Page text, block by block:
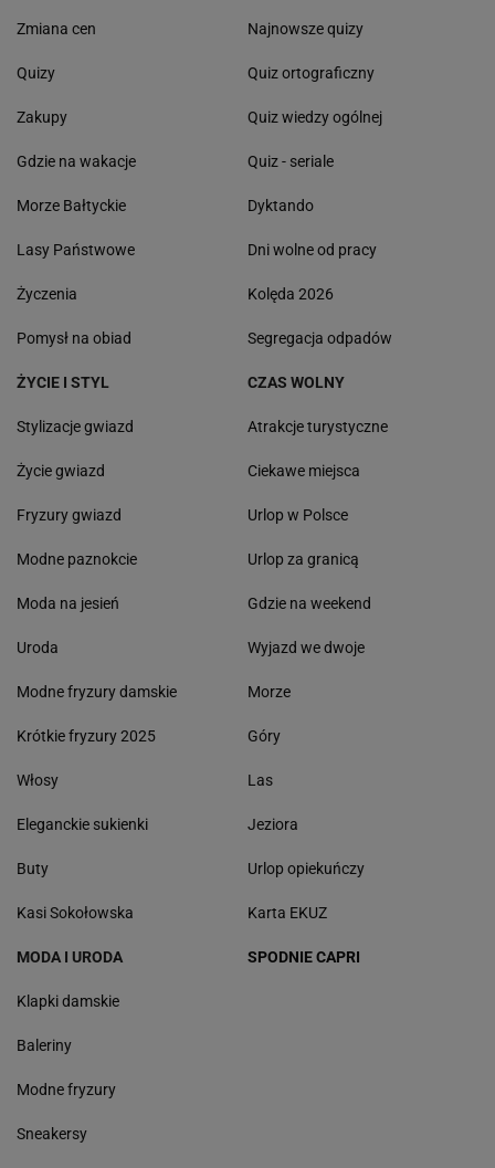
Zmiana cen
Quizy
Zakupy
Gdzie na wakacje
Morze Bałtyckie
Lasy Państwowe
Życzenia
Pomysł na obiad
Najnowsze quizy
Quiz ortograficzny
Quiz wiedzy ogólnej
Quiz - seriale
Dyktando
Dni wolne od pracy
Kolęda 2026
Segregacja odpadów
ŻYCIE I STYL
Stylizacje gwiazd
Życie gwiazd
Fryzury gwiazd
Modne paznokcie
Moda na jesień
Uroda
Modne fryzury damskie
Krótkie fryzury 2025
Włosy
Eleganckie sukienki
Buty
Kasi Sokołowska
CZAS WOLNY
Atrakcje turystyczne
Ciekawe miejsca
Urlop w Polsce
Urlop za granicą
Gdzie na weekend
Wyjazd we dwoje
Morze
Góry
Las
Jeziora
Urlop opiekuńczy
Karta EKUZ
MODA I URODA
Klapki damskie
Baleriny
Modne fryzury
Sneakersy
SPODNIE CAPRI